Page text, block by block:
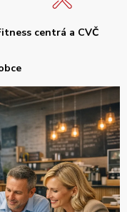
centrá a CVČ